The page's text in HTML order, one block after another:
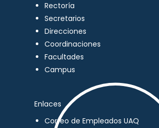
Rectoría
Secretarios
Direcciones
Coordinaciones
Facultades
Campus
Enlaces
Correo de Empleados UAQ